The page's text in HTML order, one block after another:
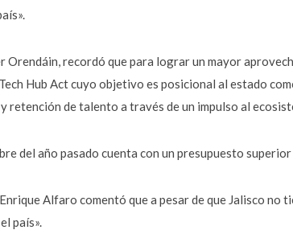
recordó que para lograr un mayor
Hub Act cuyo objetivo es posicional al estado
retención de talento a través de un impulso al
del año pasado cuenta con un presupuesto
Alfaro comentó que a pesar de que Jalisco no
país».